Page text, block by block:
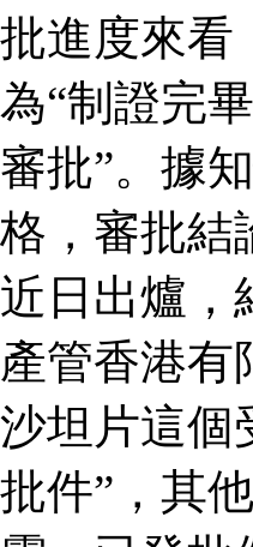
批進度來看
為“制證完
審批”。據
格，審批結
近日出爐，
產管香港有
沙坦片這個
批件”，其